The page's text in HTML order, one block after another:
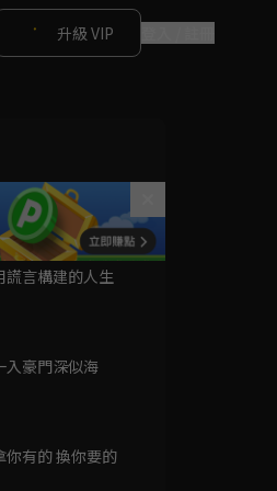
升級 VIP
謊言構建的人生
入豪門深似海
你有的 換你要的